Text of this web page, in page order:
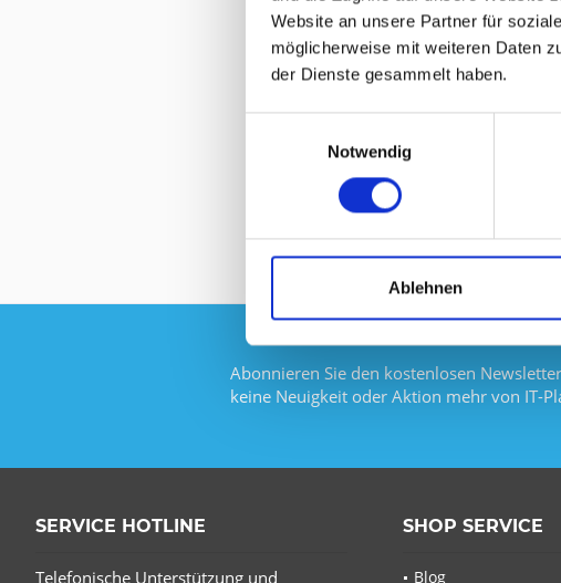
Website an unsere Partner für
möglicherweise mit weiteren Daten
der Dienste gesammelt haben.
Notwendig
Ablehnen
Abonnieren Sie den kostenlosen
keine Neuigkeit oder Aktion mehr von IT-
SERVICE HOTLINE
Telefonische Unterstützung und
SHOP SERVICE
Blog